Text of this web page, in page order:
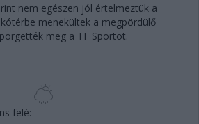
nem egészen jól értelmeztük a
menekültek a megpördülő
meg a TF Sportot.
felé: